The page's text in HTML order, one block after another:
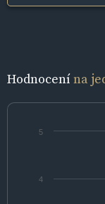
Hodnocenína
4
5